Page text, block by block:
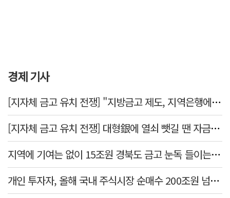
경제 기사
[지자체 금고 유치 전쟁] "지방금고 제도, 지역은행에 불리"
[지자체 금고 유치 전쟁] 대형銀에 열쇠 뺏길 땐 자금 역외 유출→재투자 선순환 붕괴
지역에 기여는 없이 15조원 경북도 금고 눈독 들이는 대형銀
개인 투자자, 올해 국내 주식시장 순매수 200조원 넘었다